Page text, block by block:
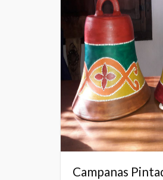
Campanas